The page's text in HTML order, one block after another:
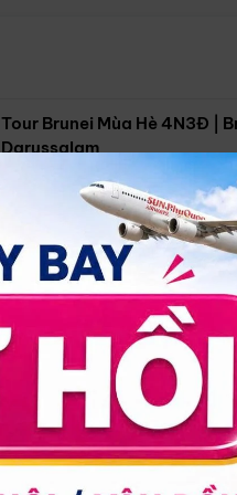
Tour Brunei Mùa Hè 4N3Đ |
Darussalam
Hồ Chí Minh 4N3Đ
30/08 17/09 24/09
14.499.000đ Xem chi